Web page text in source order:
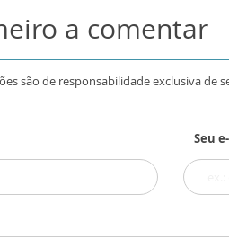
a comentar
são de responsabilidade exclusiva de
Seu